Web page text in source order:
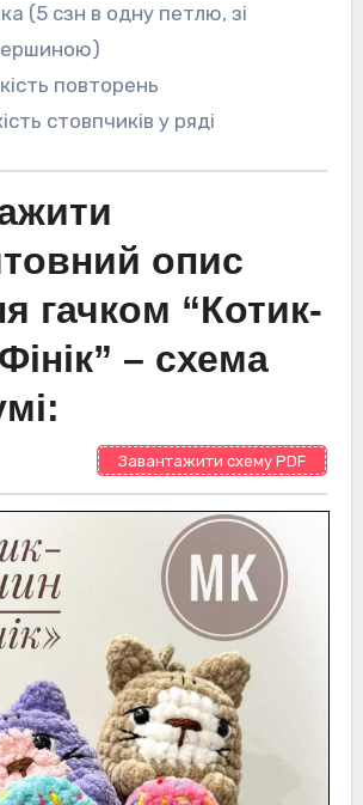
(5 сзн в одну петлю, зі
повторень
стовпчиків у ряді
опис
гачком “Котик-
– схема
Завантажити схему PDF